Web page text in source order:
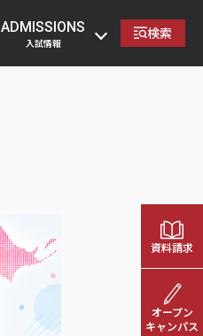
ADMISSIONS
入試情報
検索
資料請求
オープン
キャンパス